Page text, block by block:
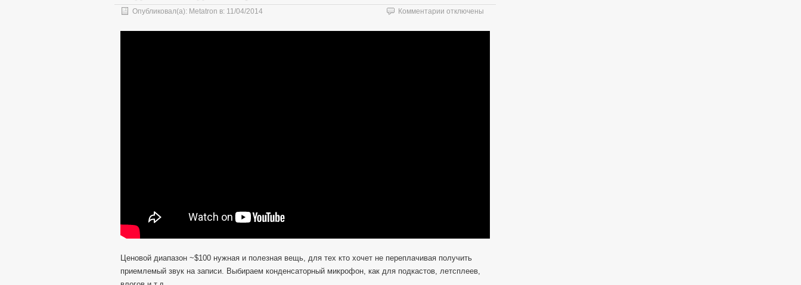
Опубликовал(а): Metatron в: 11/04/2014 Комментарии к
Выбираем
отключены
Ценовой диапазон ~$100 нужная и полезная вещь, для тех кто хочет не переплачивая получить
приемлемый звук на записи. Выбираем конденсаторный микрофон, как для подкастов, летсплеев,